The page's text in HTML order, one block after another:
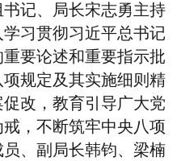
记、局长宋志勇主持
习贯彻习近平总书记
要论述和重要指示批
规定及其实施细则精
改，教育引导广大党
，不断筑牢中央八项
、副局长韩钧、梁楠